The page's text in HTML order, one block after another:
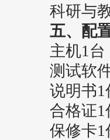
科研与
五、配
主机1台
测试软
说明书1
合格证1
保修卡1